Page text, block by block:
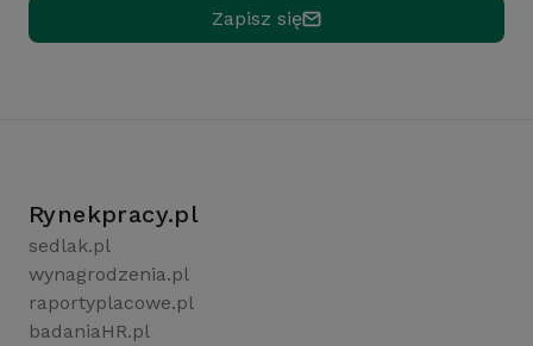
Zapisz się
Rynekpracy.pl
sedlak.pl
wynagrodzenia.pl
raportyplacowe.pl
badaniaHR.pl